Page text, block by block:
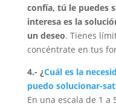
confía, tú le puedes
interesa es la
un deseo. Tienes
concéntrate en tus
4.- ¿Cuál es la
puedo solucionar-
En una escala de 1 a